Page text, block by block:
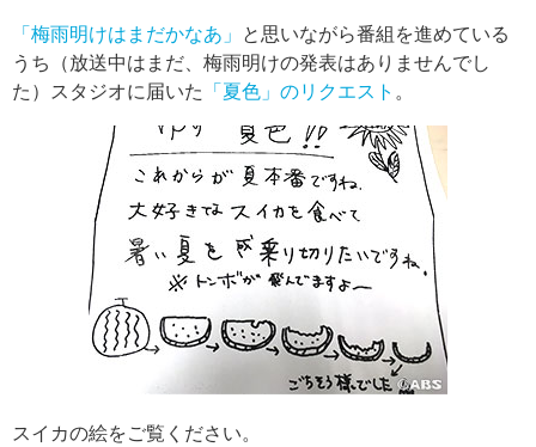
k
「梅雨明けはまだかなあ」 と思いながら番組を進めている
うち（放送中はまだ、梅雨明けの発表はありませんでし
た）スタジオに届いた 「夏色」のリクエスト 。
スイカの絵をご覧ください。